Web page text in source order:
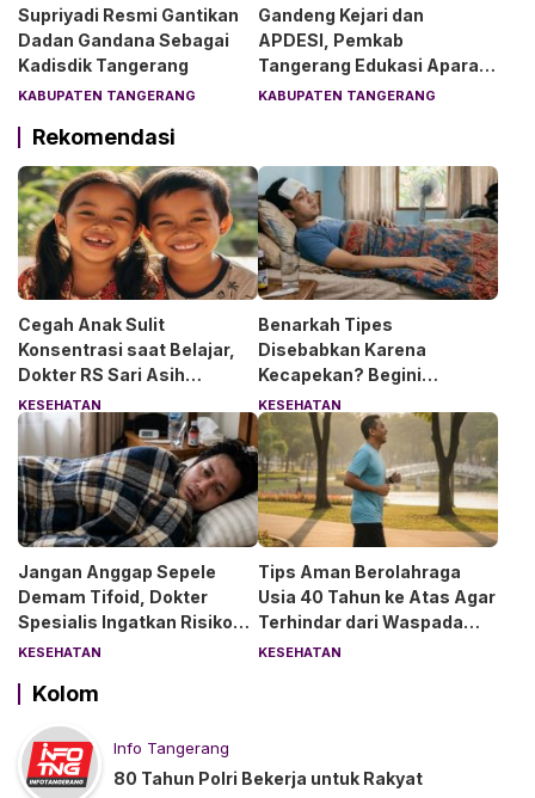
Supriyadi Resmi Gantikan
Dadan Gandana Sebagai
Kadisdik Tangerang
KABUPATEN TANGERANG
Gandeng Kejari dan
APDESI, Pemkab
Tangerang Edukasi Aparat
Desa Soal Hukum
KABUPATEN TANGERANG
Rekomendasi
Cegah Anak Sulit
Konsentrasi saat Belajar,
Dokter RS Sari Asih
Anjurkan 6 Asupan Ini
KESEHATAN
Benarkah Tipes
Disebabkan Karena
Kecapekan? Begini
Penjelasan Dokter RS Sari
Asih Bintaro
KESEHATAN
Jangan Anggap Sepele
Demam Tifoid, Dokter
Spesialis Ingatkan Risiko
Kebocoran Usus
KESEHATAN
Tips Aman Berolahraga
Usia 40 Tahun ke Atas Agar
Terhindar dari Waspada
“Angin Duduk”
KESEHATAN
Kolom
Info Tangerang
80 Tahun Polri Bekerja untuk Rakyat